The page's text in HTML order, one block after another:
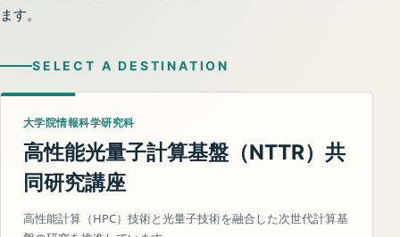
ます。
SELECT A DESTINATION
大学院情報科学研究科
高性能光量子計算基盤（NTTR）共
同研究講座
高性能計算（HPC）技術と光量子技術を融合した次世代計算基